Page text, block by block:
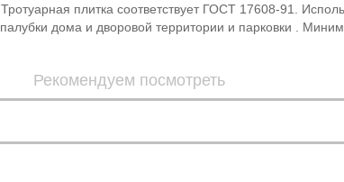
плитка соответствует ГОСТ 17608-91.
дома и дворовой территории и парковки .
Рекомендуем посмотреть